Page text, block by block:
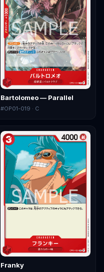
Bartolomeo — Parallel
#OP01-019 · C
Franky